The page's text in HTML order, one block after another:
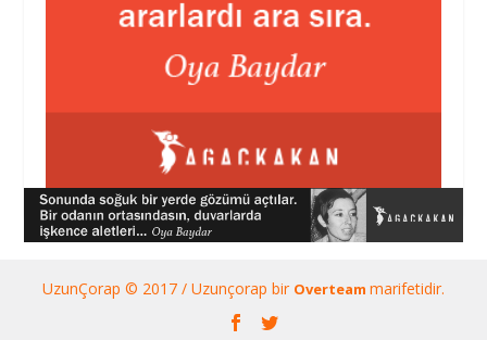
UzunÇorap © 2017 / Uzunçorap bir Overteam marifetidir.